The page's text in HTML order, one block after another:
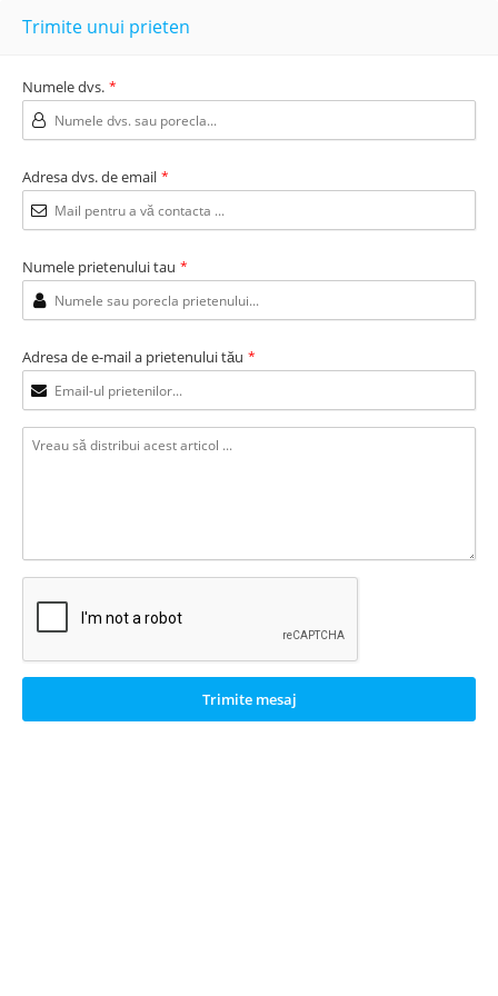
Trimite unui prieten
Numele dvs. *
Adresa dvs. de email *
Numele prietenului tau *
Adresa de e-mail a prietenului tău *
Trimite mesaj